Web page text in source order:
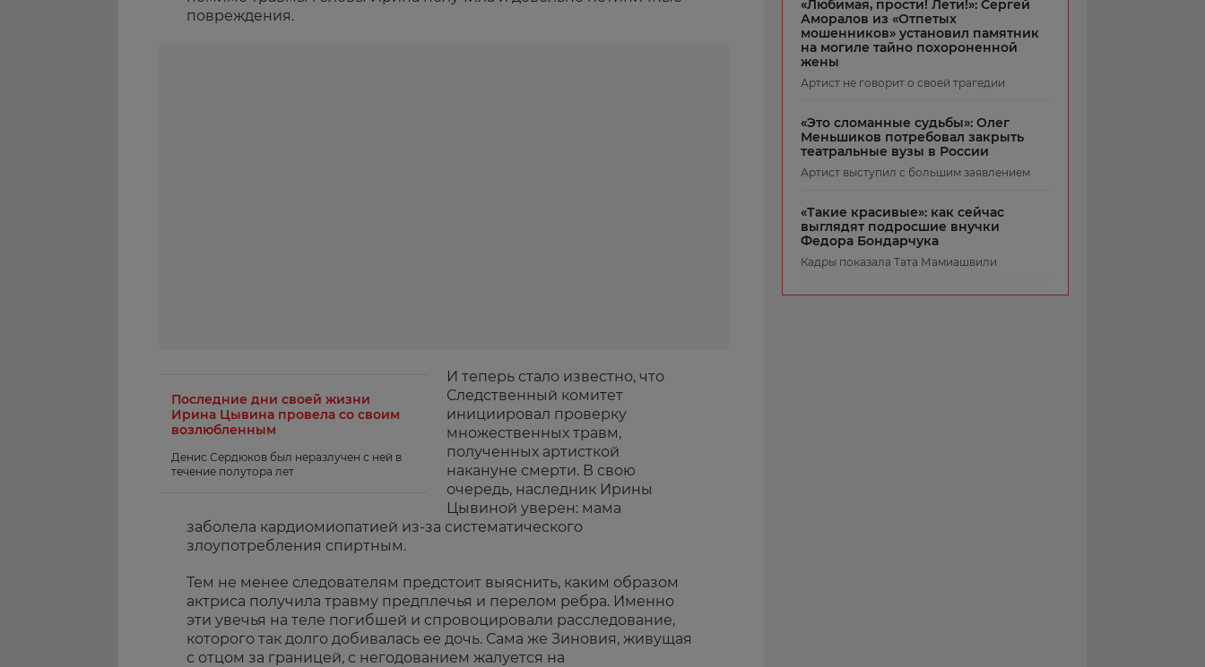
повреждения.
Последние дни своей жизни
Ирина Цывина провела со своим
возлюбленным
Денис Сердюков был неразлучен с ней в
течение полутора лет
И теперь стало известно, что
Следственный комитет
инициировал проверку
множественных травм,
полученных артисткой
накануне смерти. В свою
очередь, наследник Ирины
Цывиной уверен: мама
заболела кардиомиопатией из-за систематического
злоупотребления спиртным.
Тем не менее следователям предстоит выяснить, каким образом
актриса получила травму предплечья и перелом ребра. Именно
эти увечья на теле погибшей и спровоцировали расследование,
которого так долго добивалась ее дочь. Сама же Зиновия, живущая
с отцом за границей, с негодованием жалуется на
«Любимая, прости! Лети!»: Сергей
Аморалов из «Отпетых
мошенников» установил памятник
на могиле тайно похороненной
жены
Артист не говорит о своей трагедии
«Это сломанные судьбы»: Олег
Меньшиков потребовал закрыть
театральные вузы в России
Артист выступил с большим заявлением
«Такие красивые»: как сейчас
выглядят подросшие внучки
Федора Бондарчука
Кадры показала Тата Мамиашвили